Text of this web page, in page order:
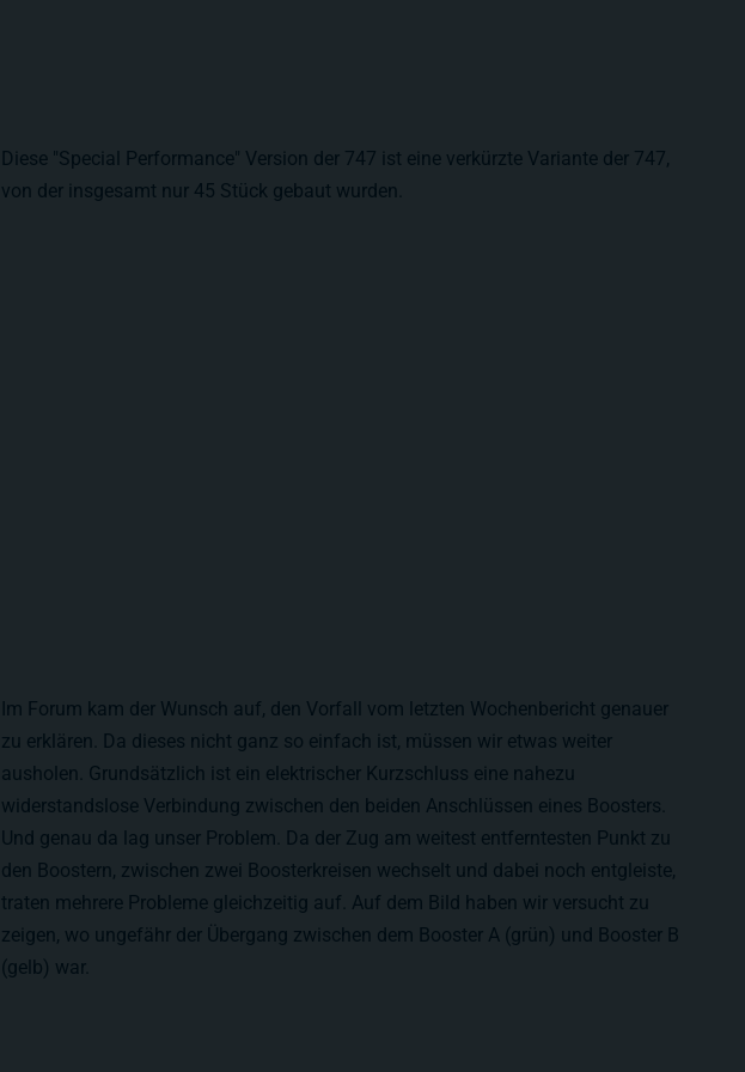
Diese "Special Performance" Version der 747 ist eine verkürzte Variante der 747,
von der insgesamt nur 45 Stück gebaut wurden.
Im Forum kam der Wunsch auf, den Vorfall vom letzten Wochenbericht genauer
zu erklären. Da dieses nicht ganz so einfach ist, müssen wir etwas weiter
ausholen. Grundsätzlich ist ein elektrischer Kurzschluss eine nahezu
widerstandslose Verbindung zwischen den beiden Anschlüssen eines Boosters.
Und genau da lag unser Problem. Da der Zug am weitest entferntesten Punkt zu
den Boostern, zwischen zwei Boosterkreisen wechselt und dabei noch entgleiste,
traten mehrere Probleme gleichzeitig auf. Auf dem Bild haben wir versucht zu
zeigen, wo ungefähr der Übergang zwischen dem Booster A (grün) und Booster B
(gelb) war.